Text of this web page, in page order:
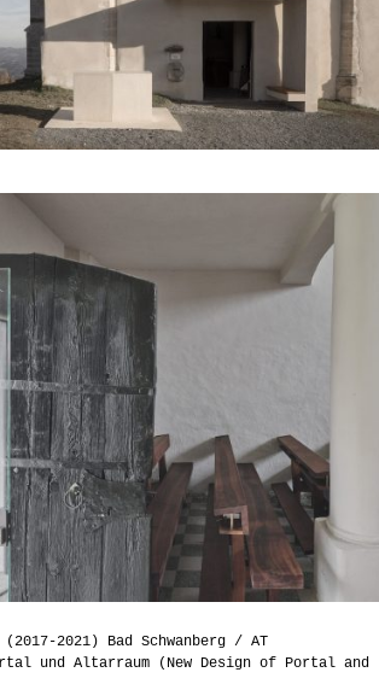
2021) Bad Schwanberg / AT
und Altarraum (New Design of Portal and